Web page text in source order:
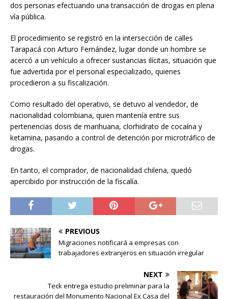
dos personas efectuando una transacción de drogas en plena
vía pública.
El procedimiento se registró en la intersección de calles
Tarapacá con Arturo Fernández, lugar donde un hombre se
acercó a un vehículo a ofrecer sustancias ilícitas, situación que
fue advertida por el personal especializado, quienes
procedieron a su fiscalización.
Como resultado del operativo, se detuvo al vendedor, de
nacionalidad colombiana, quien mantenía entre sus
pertenencias dosis de marihuana, clorhidrato de cocaína y
ketamina, pasando a control de detención por microtráfico de
drogas.
En tanto, el comprador, de nacionalidad chilena, quedó
apercibido por instrucción de la fiscalía.
PREVIOUS
Migraciones notificará a empresas con
trabajadores extranjeros en situación irregular
NEXT
Teck entrega estudio preliminar para la
restauración del Monumento Nacional Ex Casa del